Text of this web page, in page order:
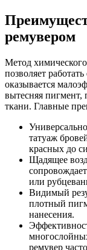
ремувером
Метод
позволяет
оказывается
вытесняя пигмент,
ткани. Главные
татуаж
красных до
Щадящее
или
Видимый
плотный
нанесения.
ремувер